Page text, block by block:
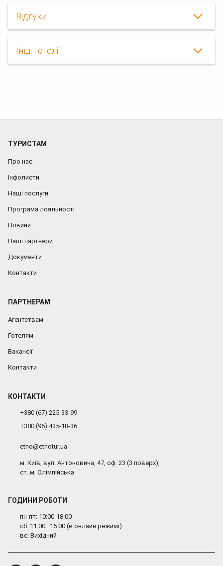
Відгуки
Інші готелі
ТУРИСТАМ
Про нас
Інфолисти
Наші послуги
Програма лояльності
Новини
Наші партнери
Документи
Контакти
ПАРТНЕРАМ
Агентствам
Готелям
Вакансії
Контакти
КОНТАКТИ
+380 (67) 225-33-99
+380 (96) 435-18-36
etno@etnotur.ua
м. Київ, вул. Антоновича, 47, оф. 23 (3 поверх),
ст. м. Олімпійська
ГОДИНИ РОБОТИ
пн-пт: 10:00-18:00
сб: 11:00–16:00 (в онлайн режимі)
вс: Вихідний